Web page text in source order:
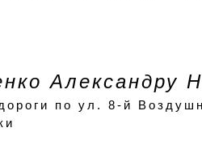
Александру
по ул. 8-й